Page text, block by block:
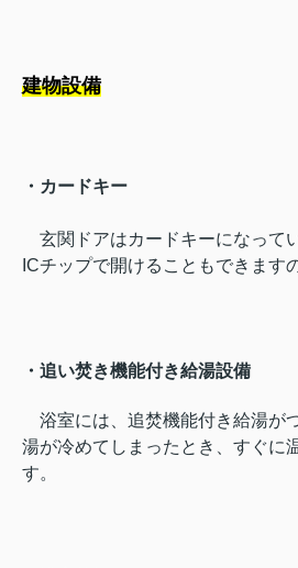
建物設備
・カードキー
玄関ドアはカードキーになって
ICチップで開けることもできます
・追い焚き機能付き給湯設備
浴室には、追焚機能付き給湯が
湯が冷めてしまったとき、すぐに
す。